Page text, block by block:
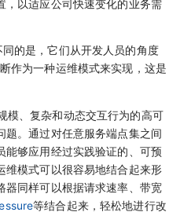
，以适应公司快速变化的业务需
的是，它们从开发人员的角度
作为一种运维模式来实现，这是
模、复杂和动态交互行为的高可
题。通过对任意服务端点集之间
能够应用经过实践验证的、可预
维模式可以很容易地结合起来形
器同样可以根据请求速率、带宽
等结合起来，轻松地进行改